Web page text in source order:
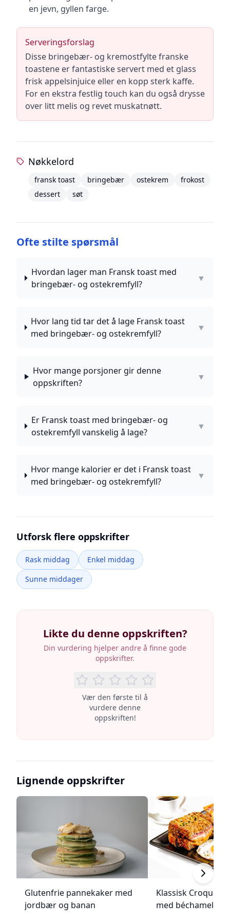
en jevn, gyllen farge.
Serveringsforslag
Disse bringebær- og kremostfylte franske
toastene er fantastiske servert med et glass
frisk appelsinjuice eller en kopp sterk kaffe.
For en ekstra festlig touch kan du også drysse
over litt melis og revet muskatnøtt.
Nøkkelord
fransk toast bringebær ostekrem
frokost
dessert
søt
Ofte stilte spørsmål
Hvordan lager man Fransk toast med
bringebær- og ostekremfyll?
▼
Hvor lang tid tar det å lage Fransk toast
med bringebær- og ostekremfyll?
▼
Hvor mange porsjoner gir denne
oppskriften?
▼
Er Fransk toast med bringebær- og
ostekremfyll vanskelig å lage?
▼
Hvor mange kalorier er det i Fransk toast
med bringebær- og ostekremfyll?
▼
Utforsk flere oppskrifter
Rask middag
Enkel middag
Sunne middager
Likte du denne oppskriften?
Din vurdering hjelper andre å finne gode
oppskrifter.
Vær den første til å
vurdere denne
oppskriften!
Lignende oppskrifter
Glutenfrie pannekaker med
jordbær og banan
Klassisk Croque
med